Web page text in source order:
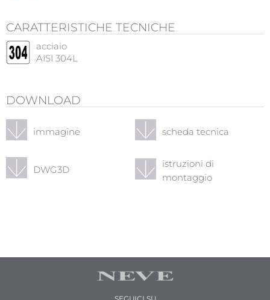
CARATTERISTICHE TECNICHE
acciaio
AISI 304L
DOWNLOAD
immagine scheda tecnica
DWG3D
istruzioni di
montaggio